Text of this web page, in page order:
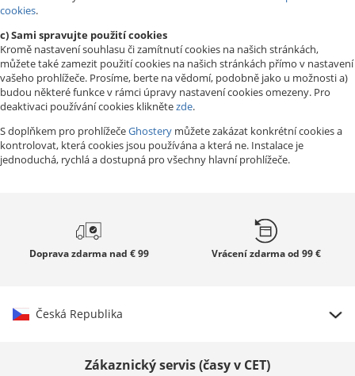
cookies.
c) Sami spravujte použití cookies
Kromě nastavení souhlasu či zamítnutí cookies na našich stránkách,
můžete také zamezit použití cookies na našich stránkách přímo v nastavení
vašeho prohlížeče. Prosíme, berte na vědomí, podobně jako u možnosti a)
budou některé funkce v rámci úpravy nastavení cookies omezeny. Pro
deaktivaci používání cookies kliknětezde.
S doplňkem pro prohlížečeGhostery můžete zakázat konkrétní cookies a
kontrolovat, která cookies jsou používána a která ne. Instalace je
jednoduchá, rychlá a dostupná pro všechny hlavní prohlížeče.
Doprava zdarmanad € 99 Vrácení zdarmaod 99 €
Česká Republika
Zákaznický servis (časy v CET)